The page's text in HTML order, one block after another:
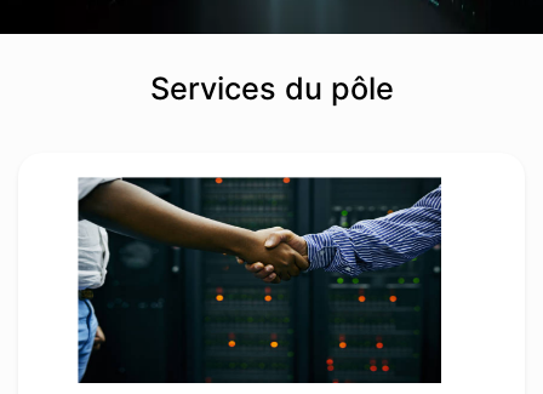
Services du pôle